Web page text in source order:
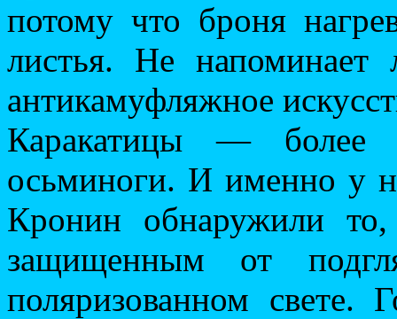
потому что броня
листья. Не
антикамуфляжное
Каракатицы — более
осьминоги. И именно у
Кронин обнаружили
защищенным от
поляризованном свете.